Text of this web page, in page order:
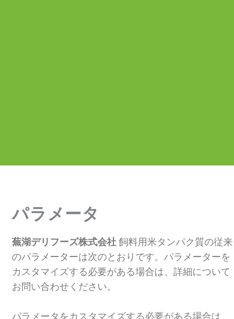
パラメータ
蕪湖デリフーズ株式会社 飼料用米タンパク質の従来
のパラメーターは次のとおりです。パラメーターを
カスタマイズする必要がある場合は、詳細について
お問い合わせください。
パラメータをカスタマイズする必要がある場合は、